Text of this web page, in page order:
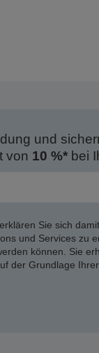
und
von 10 %*bei
Sie sich
und Services zu
können. Sie
der Grundlage